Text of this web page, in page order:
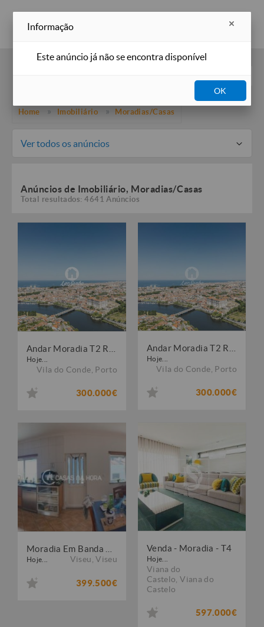
Home Imobiliário Moradias/Casas
Ver todos os anúncios
Anúncios de Imobiliário, Moradias/Casas
Total resultados: 4641 Anúncios
Hoje...
Vila do Conde Porto
300.000€
Hoje...
Vila do Conde Porto
300.000€
Hoje... Viseu ,Viseu
399.500€
Venda - Moradia - T4
Hoje...
Viana do
Castelo ,Viana do
Castelo
597.000€
Informação
Este anúncio já não se encontra disponível
OK